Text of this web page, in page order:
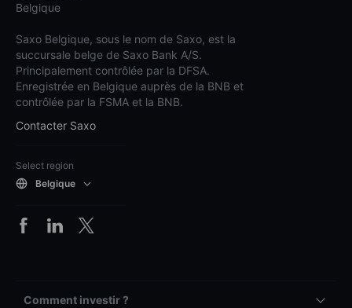
Belgique
Saxo Belgique, sous le nom de Saxo, est la
succursale belge de Saxo Bank A/S.
Principalement contrôlée par la DFSA.
Enregistrée en Belgique auprès de la BNB et
contrôlée par la FSMA et la BNB.
Contacter Saxo
Select region
Belgique
Comment investir ?